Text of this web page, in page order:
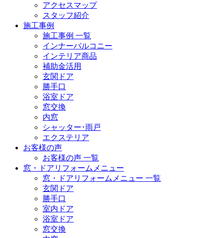
アクセスマップ
スタッフ紹介
施工事例
施工事例 一覧
インナーバルコニー
インテリア商品
補助金活用
玄関ドア
勝手口
浴室ドア
窓交換
内窓
シャッター･雨戸
エクステリア
お客様の声
お客様の声 一覧
窓・ドアリフォームメニュー
窓・ドアリフォームメニュー 一覧
玄関ドア
勝手口
室内ドア
浴室ドア
窓交換